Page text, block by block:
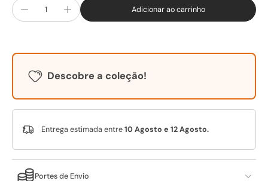
Adicionar ao carrinho
Descobre a coleção!
Entrega estimada entre10 Agosto e 12 Agosto.
Portes de Envio